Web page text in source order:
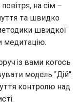
на сім –
та швидко
швидкої
медитацію.
із вами когось
модель "Дій".
контролю над